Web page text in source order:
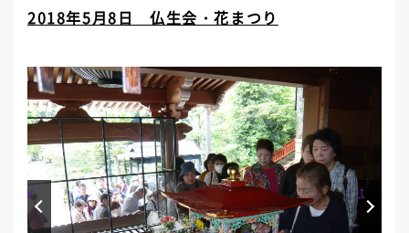
2018年5月8日 仏生会・花まつり
Prev Next